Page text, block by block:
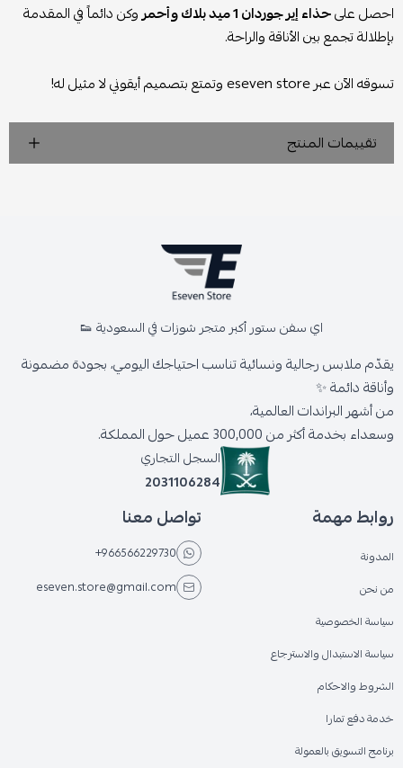
احصل علىحذاء إير جوردان 1 ميد بلاك وأحمر
وكن دائماً في المقدمة
بإطلالة تجمع بين الأناقة والراحة.
تسوقه الآن عبر eseven store وتمتع بتصميم أيقوني لا مثيل له!
تقييمات المنتج
اي سفن ستور أكبر متجر شوزات في السعودية 👟
يقدّم ملابس رجالية ونسائية تناسب احتياجك اليومي، بجودة مضمونة
وأناقة دائمة ✨
من أشهر البراندات العالمية،
وسعداء بخدمة أكثر من 300,000 عميل حول المملكة.
السجل التجاري
2031106284
روابط مهمة
المدونة
من نحن
سياسة الخصوصية
سياسة الاستبدال والاسترجاع
الشروط والاحكام
خدمة دفع تمارا
برنامج التسويق بالعمولة
تواصل معنا
+966566229730
eseven.store@gmail.com